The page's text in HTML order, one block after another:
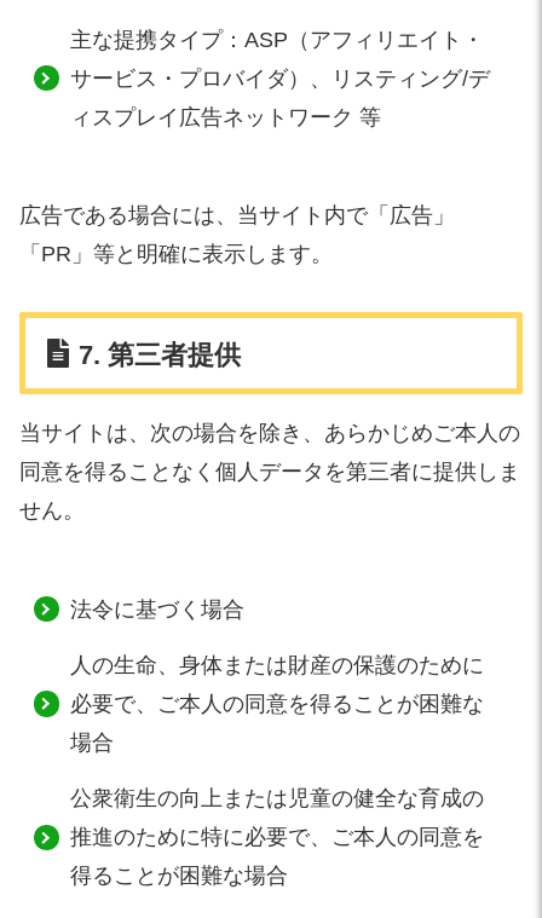
主な提携タイプ：ASP（アフィリエイト・
サービス・プロバイダ）、リスティング/デ
ィスプレイ広告ネットワーク 等
広告である場合には、当サイト内で「広告」
「PR」等と明確に表示します。
7. 第三者提供
当サイトは、次の場合を除き、あらかじめご本人の
同意を得ることなく個人データを第三者に提供しま
せん。
法令に基づく場合
人の生命、身体または財産の保護のために
必要で、ご本人の同意を得ることが困難な
場合
公衆衛生の向上または児童の健全な育成の
推進のために特に必要で、ご本人の同意を
得ることが困難な場合